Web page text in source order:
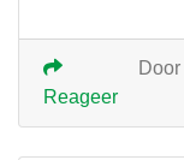
Door
Reageer